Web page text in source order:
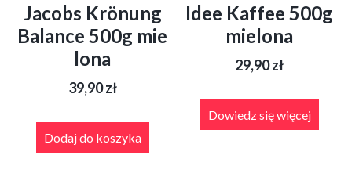
Jacobs Krönung
Balance 500g mie
lona
39,90zł
Dodaj do koszyka
Idee Kaffee 500g
mielona
29,90zł
Dowiedz się więcej